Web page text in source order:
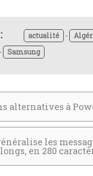
actualité -
- Samsung
alternatives à
les
en 280